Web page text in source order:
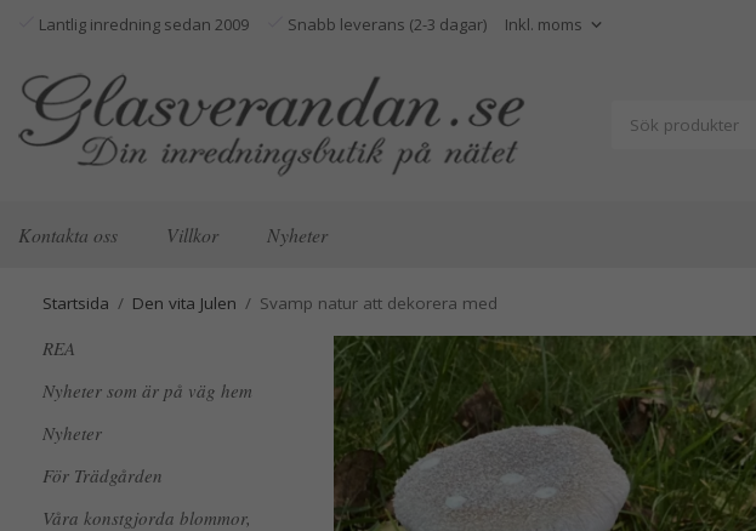
Lantlig inredning sedan 2009 Snabb leverans (2-3 dagar)
Kontakta oss Villkor Nyheter
Startsida / Den vita Julen / Svamp natur att dekorera med
REA
Nyheter som är på väg hem
Nyheter
För Trädgården
Våra konstgjorda blommor,